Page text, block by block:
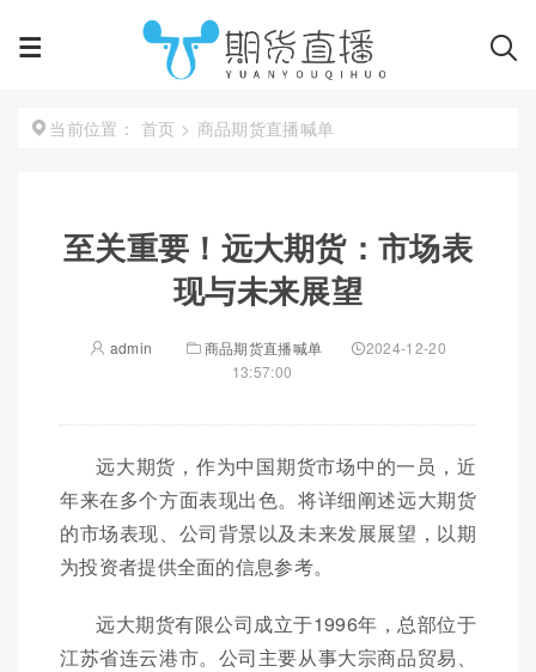
当前位置： 首页 > 商品期货直播喊单
至关重要！远大期货：市场表
现与未来展望
admin 商品期货直播喊单
2024-12-20
13:57:00
远大期货，作为中国期货市场中的一员，近
年来在多个方面表现出色。将详细阐述远大期货
的市场表现、公司背景以及未来发展展望，以期
为投资者提供全面的信息参考。
远大期货有限公司成立于1996年，总部位于
江苏省连云港市。公司主要从事大宗商品贸易、